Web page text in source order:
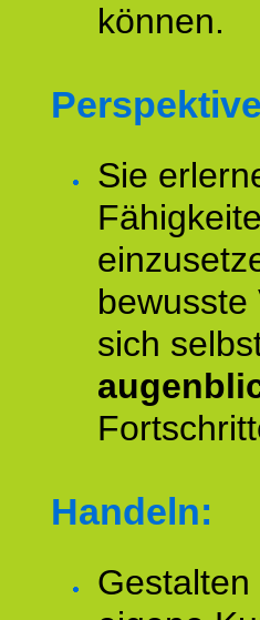
können.
Sie
bewusste
sich
Handeln: